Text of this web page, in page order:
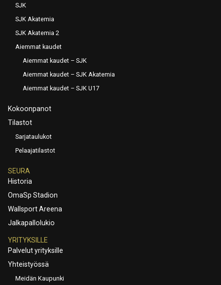
SJK
SJK Akatemia
SJK Akatemia 2
Aiemmat kaudet
Aiemmat kaudet – SJK
Aiemmat kaudet – SJK Akatemia
Aiemmat kaudet – SJK U17
Kokoonpanot
Tilastot
Sarjataulukot
Pelaajatilastot
SEURA
Historia
OmaSp Stadion
Wallsport Areena
Jalkapallolukio
YRITYKSILLE
Palvelut yrityksille
Yhteistyössä
Meidän Kaupunki